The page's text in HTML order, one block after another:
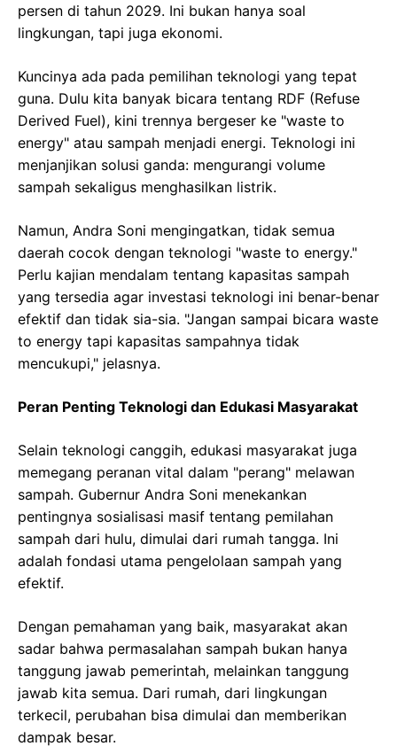
persen di tahun 2029. Ini bukan hanya soal
lingkungan, tapi juga ekonomi.
Kuncinya ada pada pemilihan teknologi yang tepat
guna. Dulu kita banyak bicara tentang RDF (Refuse
Derived Fuel), kini trennya bergeser ke "waste to
energy" atau sampah menjadi energi. Teknologi ini
menjanjikan solusi ganda: mengurangi volume
sampah sekaligus menghasilkan listrik.
Namun, Andra Soni mengingatkan, tidak semua
daerah cocok dengan teknologi "waste to energy."
Perlu kajian mendalam tentang kapasitas sampah
yang tersedia agar investasi teknologi ini benar-benar
efektif dan tidak sia-sia. "Jangan sampai bicara waste
to energy tapi kapasitas sampahnya tidak
mencukupi," jelasnya.
Peran Penting Teknologi dan Edukasi Masyarakat
Selain teknologi canggih, edukasi masyarakat juga
memegang peranan vital dalam "perang" melawan
sampah. Gubernur Andra Soni menekankan
pentingnya sosialisasi masif tentang pemilahan
sampah dari hulu, dimulai dari rumah tangga. Ini
adalah fondasi utama pengelolaan sampah yang
efektif.
Dengan pemahaman yang baik, masyarakat akan
sadar bahwa permasalahan sampah bukan hanya
tanggung jawab pemerintah, melainkan tanggung
jawab kita semua. Dari rumah, dari lingkungan
terkecil, perubahan bisa dimulai dan memberikan
dampak besar.